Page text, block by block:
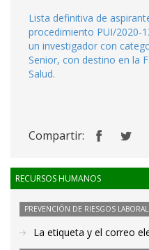
Lista definitiva de
procedimiento PUI/2020-
un investigador con
Senior, con destino en la
Salud.
Compartir:
RECURSOS HUMANOS
PREVENCIÓN DE RIESGOS
La etiqueta y el correo